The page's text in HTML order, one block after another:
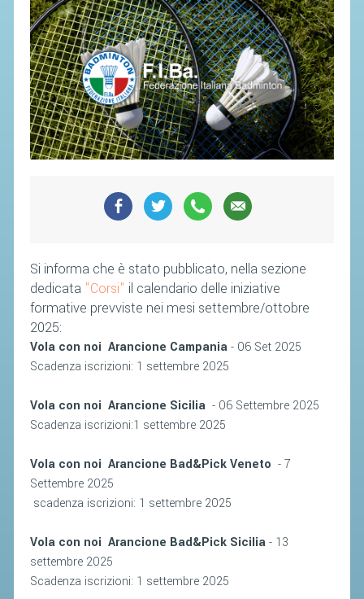
Si informa che è stato pubblicato, nella sezione
dedicata "Corsi" il calendario delle iniziative
formative prevviste nei mesi settembre/ottobre
2025:
Vola con noi Arancione Campania- 06 Set 2025
Scadenza iscrizioni: 1 settembre 2025
Vola con noi Arancione Sicilia - 06 Settembre 2025
Scadenza iscrizioni:1 settembre 2025
Vola con noi Arancione Bad&Pick Veneto - 7
Settembre 2025
scadenza iscrizioni: 1 settembre 2025
Vola con noi Arancione Bad&Pick Sicilia- 13
settembre 2025
Scadenza iscrizioni: 1 settembre 2025
SEGRETERIA FEDERALE
CONTATTI
AVVISI E BANDI
CIRCOLARI
RESPONSABILITÀ SOCIALE
SAFEGUARDING
GIUSTIZIA FEDERALE
REGOLAMENTI
PROVVEDIMENTI
ORGANI DI GIUSTIZIA FEDERALE
MAGLIA AZZURRA
STAFF TECNICO
CTF – PALABADMINTON
ATLETI D'INTERESSE NAZIONALE
CENTRI TECNICI TERRITORIALI